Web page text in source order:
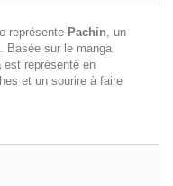
représente Pachin, un
Basée sur le manga
est représenté en
et un sourire à faire